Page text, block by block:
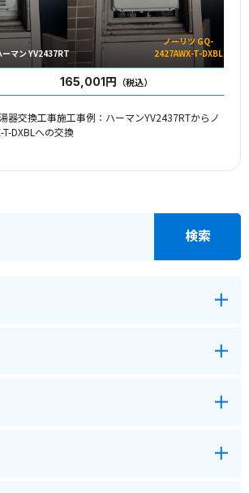
ーマン YV2437RT
ノーリツ GQ-
2427AWX-T-DXBL
165,001円 （税込）
器交換工事施工事例：ハーマンYV2437RTからノ
DXBLへの交換